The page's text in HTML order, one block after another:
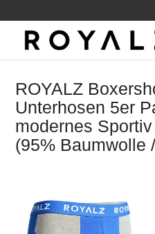
ROYALZ
Unterhosen 5er
modernes
(95% Baumwolle